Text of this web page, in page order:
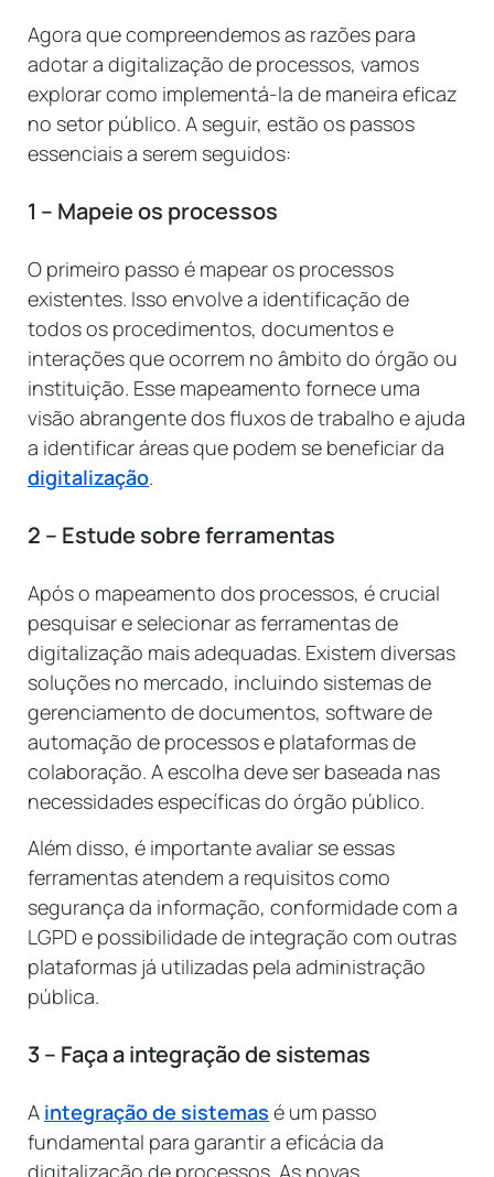
Agora que compreendemos as razões para
adotar a digitalização de processos, vamos
explorar como implementá-la de maneira eficaz
no setor público. A seguir, estão os passos
essenciais a serem seguidos:
1 – Mapeie os processos
O primeiro passo é mapear os processos
existentes. Isso envolve a identificação de
todos os procedimentos, documentos e
interações que ocorrem no âmbito do órgão ou
instituição. Esse mapeamento fornece uma
visão abrangente dos fluxos de trabalho e ajuda
a identificar áreas que podem se beneficiar da
digitalização.
2 – Estude sobre ferramentas
Após o mapeamento dos processos, é crucial
pesquisar e selecionar as ferramentas de
digitalização mais adequadas. Existem diversas
soluções no mercado, incluindo sistemas de
gerenciamento de documentos, software de
automação de processos e plataformas de
colaboração. A escolha deve ser baseada nas
necessidades específicas do órgão público.
Além disso, é importante avaliar se essas
ferramentas atendem a requisitos como
segurança da informação, conformidade com a
LGPD e possibilidade de integração com outras
plataformas já utilizadas pela administração
pública.
3 – Faça a integração de sistemas
A integração de sistemas é um passo
fundamental para garantir a eficácia da
digitalização de processos. As novas